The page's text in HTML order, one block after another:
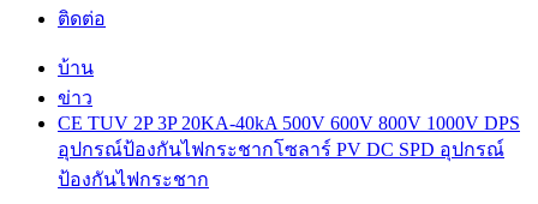
ติดต่อ
บ้าน
ข่าว
CE TUV 2P 3P 20KA-40kA 500V 600V 800V 1000V DPS
อุปกรณ์ป้องกันไฟกระชากโซลาร์ PV DC SPD อุปกรณ์
ป้องกันไฟกระชาก